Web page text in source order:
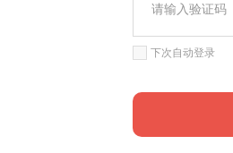
下次自动登录